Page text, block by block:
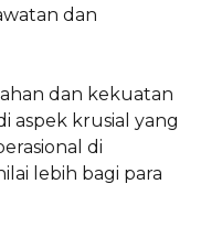
dan
dan kekuatan
aspek krusial yang
di
lebih bagi para